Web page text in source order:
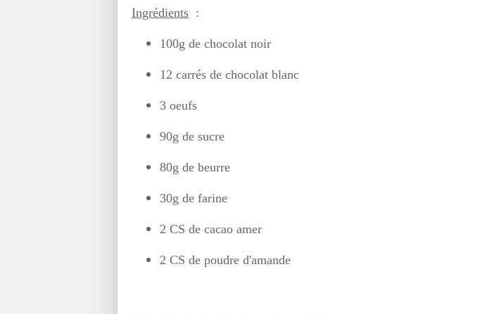
Ingrédients :
100g de chocolat noir
12 carrés de chocolat blanc
3 oeufs
90g de sucre
80g de beurre
30g de farine
2 CS de cacao amer
2 CS de poudre d'amande